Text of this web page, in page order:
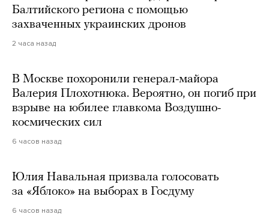
Балтийского региона с помощью
захваченных украинских дронов
2 часа назад
В Москве похоронили генерал-майора
Валерия Плохотнюка. Вероятно, он погиб при
взрыве на юбилее главкома Воздушно-
космических сил
6 часов назад
Юлия Навальная призвала голосовать
за «Яблоко» на выборах в Госдуму
6 часов назад